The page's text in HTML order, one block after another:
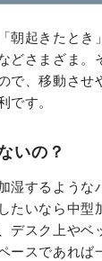
朝起きたとき
どさまざま。
で、移動させ
す。
いの？
湿するような
たいなら中型
デスク上やベ
ースであれば